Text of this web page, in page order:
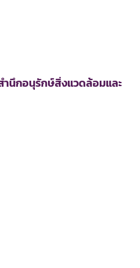
นึกอนุรักษ์สิ่งแวดล้อมและ